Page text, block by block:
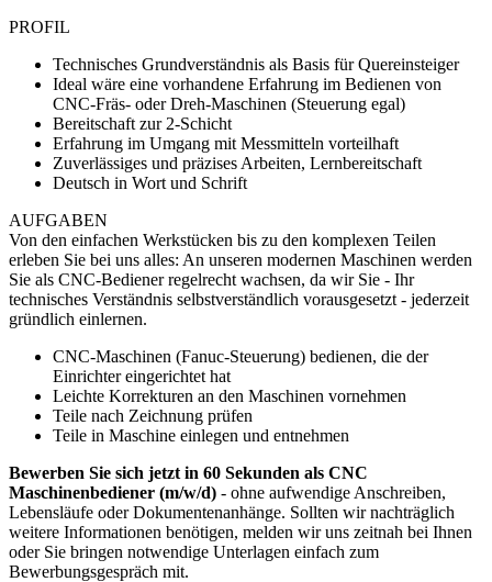
PROFIL
Technisches Grundverständnis als Basis für Quereinsteiger
Ideal wäre eine vorhandene Erfahrung im Bedienen von
CNC-Fräs- oder Dreh-Maschinen (Steuerung egal)
Bereitschaft zur 2-Schicht
Erfahrung im Umgang mit Messmitteln vorteilhaft
Zuverlässiges und präzises Arbeiten, Lernbereitschaft
Deutsch in Wort und Schrift
AUFGABEN
Von den einfachen Werkstücken bis zu den komplexen Teilen
erleben Sie bei uns alles: An unseren modernen Maschinen werden
Sie als CNC-Bediener regelrecht wachsen, da wir Sie - Ihr
technisches Verständnis selbstverständlich vorausgesetzt - jederzeit
gründlich einlernen.
CNC-Maschinen (Fanuc-Steuerung) bedienen, die der
Einrichter eingerichtet hat
Leichte Korrekturen an den Maschinen vornehmen
Teile nach Zeichnung prüfen
Teile in Maschine einlegen und entnehmen
Bewerben Sie sich jetzt in 60 Sekunden als CNC
Maschinenbediener (m/w/d) - ohne aufwendige Anschreiben,
Lebensläufe oder Dokumentenanhänge. Sollten wir nachträglich
weitere Informationen benötigen, melden wir uns zeitnah bei Ihnen
oder Sie bringen notwendige Unterlagen einfach zum
Bewerbungsgespräch mit.